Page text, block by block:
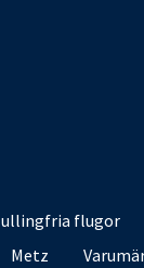
flugor
Metz